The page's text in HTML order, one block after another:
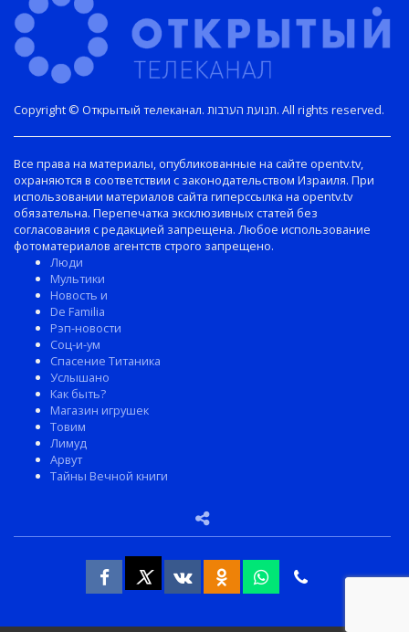
Copyright © Открытый телеканал. תנועת הערבות. All rights reserved.
Все права на материалы, опубликованные на сайте opentv.tv,
охраняются в соответствии с законодательством Израиля. При
использовании материалов сайта гиперссылка на opentv.tv
обязательна. Перепечатка эксклюзивных статей без
согласования с редакцией запрещена. Любое использование
фотоматериалов агентств строго запрещено.
Люди
Мультики
Новость и
De Familia
Рэп-новости
Соц-и-ум
Спасение Титаника
Услышано
Как быть?
Магазин игрушек
Товим
Лимуд
Арвут
Тайны Вечной книги